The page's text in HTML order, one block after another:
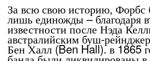
За всю свою историю, Форбс
лишь единожды – благодаря
известности после Нэда
австралийским буш-
Бен Халл (Ben Hall). в 1865